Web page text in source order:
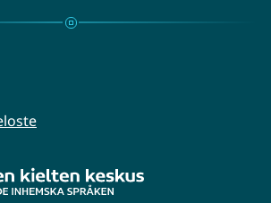
palveluun)